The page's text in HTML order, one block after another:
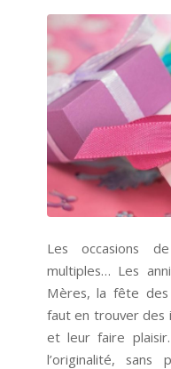
Les occasions
multiples… Les
Mères, la fête des
faut en trouver des
et leur faire
l’originalité, sans